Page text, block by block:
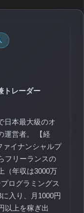
トレーダー
日本最大級のオ
運営者。 【経
イナンシャルプ
フリーランスの
（年収は3000万
ログラミングス
入り、月1000円
以上を稼ぎ出